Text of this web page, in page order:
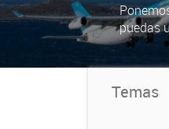
puedas
Temas